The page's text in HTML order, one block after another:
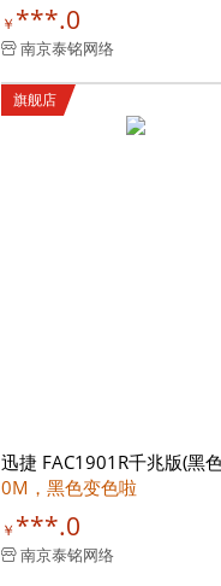
￥ ***.0
南京泰铭网络
旗舰店
迅捷 FAC1901R千兆版(黑
0M，黑色变色啦
￥ ***.0
南京泰铭网络